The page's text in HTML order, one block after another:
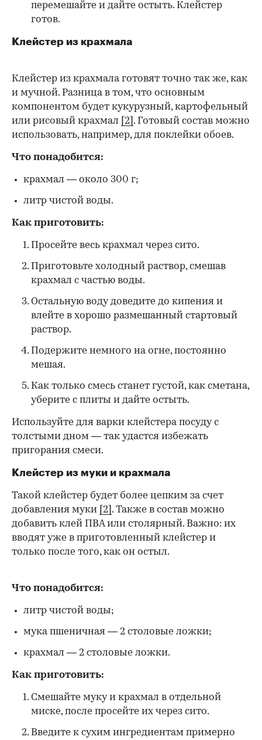
перемешайте и дайте остыть. Клейстер
готов.
Клейстер из крахмала
Клейстер из крахмала готовят точно так же, как
и мучной. Разница в том, что основным
компонентом будет кукурузный, картофельный
или рисовый крахмал
[2] . Готовый состав можно
использовать, например, для поклейки обоев.
Что понадобится:
крахмал — около 300 г;
литр чистой воды.
Как приготовить:
Просейте весь крахмал через сито.
Приготовьте холодный раствор, смешав
крахмал с частью воды.
Остальную воду доведите до кипения и
влейте в хорошо размешанный стартовый
раствор.
Подержите немного на огне, постоянно
мешая.
Как только смесь станет густой, как сметана,
уберите с плиты и дайте остыть.
Используйте для варки клейстера посуду с
толстыми дном — так удастся избежать
пригорания смеси.
Клейстер из муки и крахмала
Такой клейстер будет более цепким за счет
добавления муки [2] . Также в состав можно
добавить клей ПВА или столярный. Важно: их
вводят уже в приготовленный клейстер и
только после того, как он остыл.
Что понадобится:
литр чистой воды;
мука пшеничная — 2 столовые ложки;
крахмал — 2 столовые ложки.
Как приготовить:
Смешайте муку и крахмал в отдельной
миске, после просейте их через сито.
Введите к сухим ингредиентам примерно